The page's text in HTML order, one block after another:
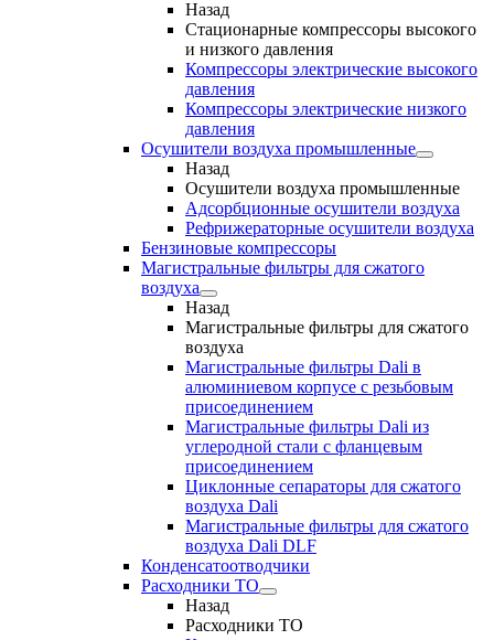
Назад
Стационарные компрессоры высокого
и низкого давления
Компрессоры электрические высокого
давления
Компрессоры электрические низкого
давления
Осушители воздуха промышленные
Назад
Осушители воздуха промышленные
Адсорбционные осушители воздуха
Рефрижераторные осушители воздуха
Бензиновые компрессоры
Магистральные фильтры для сжатого
воздуха
Назад
Магистральные фильтры для сжатого
воздуха
Магистральные фильтры Dali в
алюминиевом корпусе с резьбовым
присоединением
Магистральные фильтры Dali из
углеродной стали с фланцевым
присоединением
Циклонные сепараторы для сжатого
воздуха Dali
Магистральные фильтры для сжатого
воздуха Dali DLF
Конденсатоотводчики
Расходники ТО
Назад
Расходники ТО